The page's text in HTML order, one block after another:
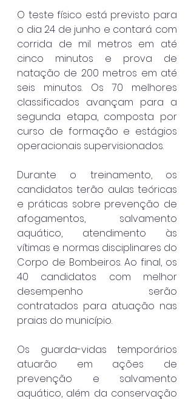
O teste físico está previsto para
o dia 24 de junho e contará com
corrida de mil metros em até
cinco minutos e prova de
natação de 200 metros em até
seis minutos. Os 70 melhores
classificados avançam para a
segunda etapa, composta por
curso de formação e estágios
operacionais supervisionados.
Durante o treinamento, os
candidatos terão aulas teóricas
e práticas sobre prevenção de
afogamentos, salvamento
aquático, atendimento às
vítimas e normas disciplinares do
Corpo de Bombeiros. Ao final, os
40 candidatos com melhor
desempenho serão
contratados para atuação nas
praias do município.
Os guarda-vidas temporários
atuarão em ações de
prevenção e salvamento
aquático, além da conservação